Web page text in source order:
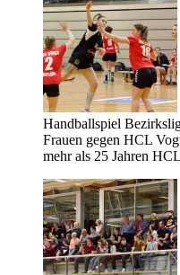
Handballspiel
Frauen gegen HCL
mehr als 25 Jahren